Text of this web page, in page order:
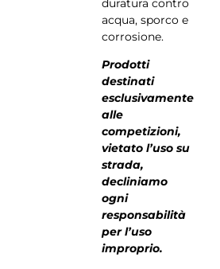
duratura contro
acqua, sporco e
corrosione.
Prodotti
destinati
esclusivamente
alle
competizioni,
vietato l’uso su
strada,
decliniamo
ogni
responsabilità
per l’uso
improprio.